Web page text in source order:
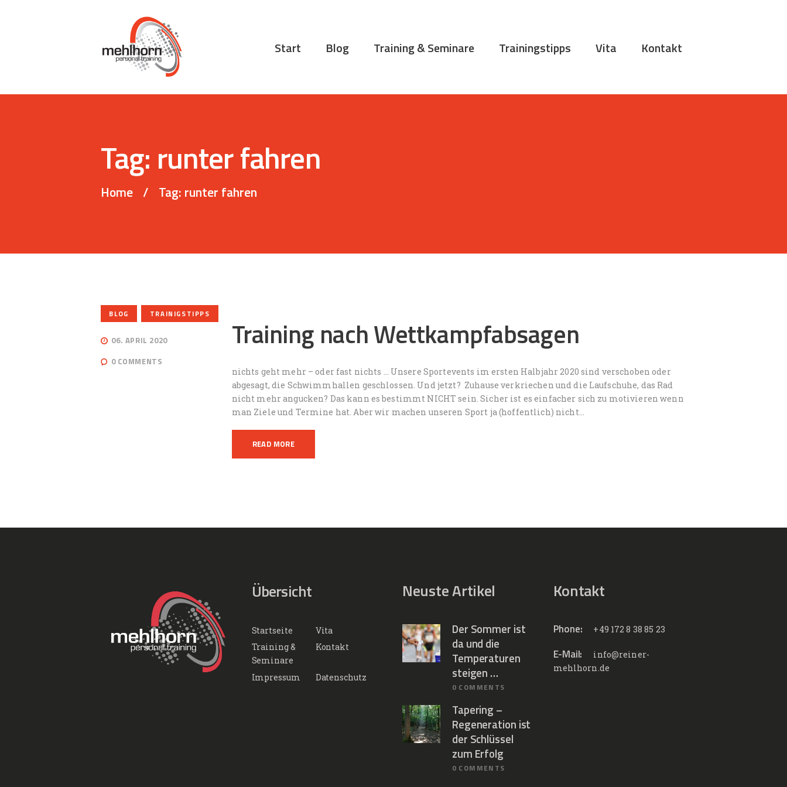
Start Blog Training & Seminare Trainingstipps Vita Kontakt
Tag: runter fahren
Home Tag: runter fahren
BLOG
SEMINARE
KONTAKT
BLOG TRAINIGSTIPPS
06. APRIL 2020
0 COMMENTS
Training nach Wettkampfabsagen
nichts geht mehr – oder fast nichts … Unsere Sportevents im ersten Halbjahr 2020 sind verschoben oder
abgesagt, die Schwimmhallen geschlossen. Und jetzt? Zuhause verkriechen und die Laufschuhe, das Rad
nicht mehr angucken? Das kann es bestimmt NICHT sein. Sicher ist es einfacher sich zu motivieren wenn
man Ziele und Termine hat. Aber wir machen unseren Sport ja (hoffentlich) nicht…
READ MORE
Übersicht
Startseite
Vita
Training &
Seminare
Kontakt
Impressum Datenschutz
Neuste Artikel
Der Sommer ist
da und die
Temperaturen
steigen …
0 COMMENTS
Tapering –
Regeneration ist
der Schlüssel
zum Erfolg
0 COMMENTS
Kontakt
Phone: +49 172 8 38 85 23
E-Mail:
info@reiner-
mehlhorn.de